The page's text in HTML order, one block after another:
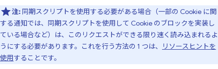
注: 同期スクリプトを使用する必要がある場合（一部の Cookie に関
する通知では、同期スクリプトを使用して Cookie のブロックを実装し
ている場合など）は、このリクエストができる限り速く読み込まれるよ
うにする必要があります。これを行う方法の 1 つは、
リソースヒントを
使用することです。